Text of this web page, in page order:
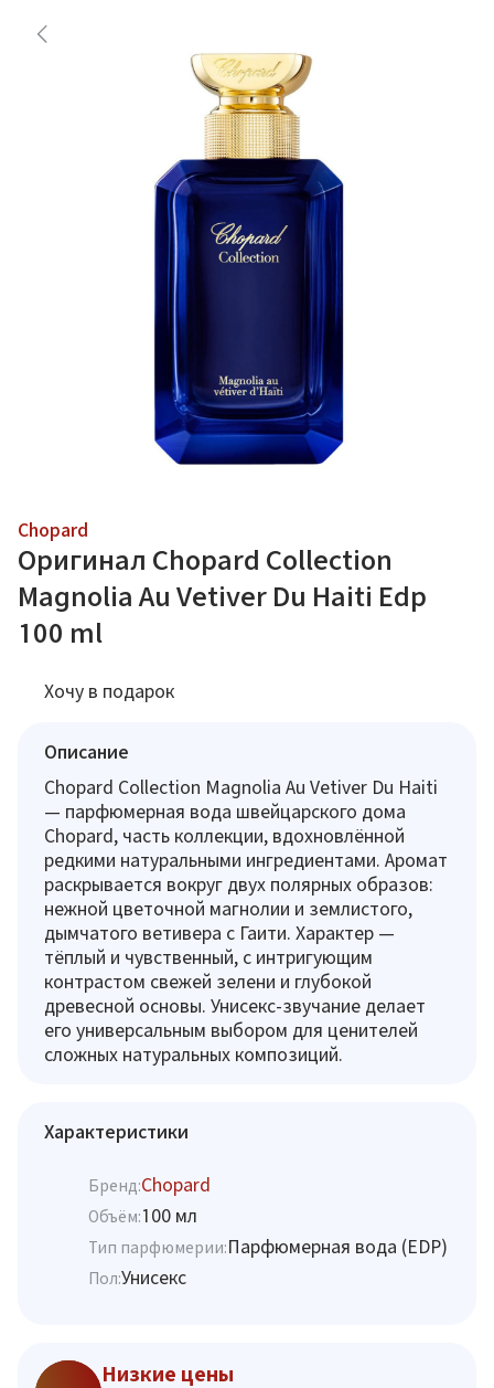
Chopard
Оригинал Chopard Collection
Magnolia Au Vetiver Du Haiti Edp
100 ml
Хочу в подарок
Описание
Chopard Collection Magnolia Au Vetiver Du Haiti
— парфюмерная вода швейцарского дома
Chopard, часть коллекции, вдохновлённой
редкими натуральными ингредиентами. Аромат
раскрывается вокруг двух полярных образов:
нежной цветочной магнолии и землистого,
дымчатого ветивера с Гаити. Характер —
тёплый и чувственный, с интригующим
контрастом свежей зелени и глубокой
древесной основы. Унисекс-звучание делает
его универсальным выбором для ценителей
сложных натуральных композиций.
Характеристики
Бренд:Chopard
Объём:100 мл
Тип парфюмерии:Парфюмерная вода (EDP)
Пол:Унисекс
Низкие цены